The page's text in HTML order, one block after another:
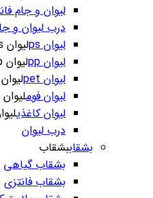
لیوان و جام
درب لیوان و
لیوان ps
لیوان ps
لیوان pp
لیوان pp
لیوان pet
لیوان pet
لیوان فوم
لیوان کاغذی
درب لیوان
بشقاببشقاب
بشقاب گیاهی
بشقاب فانتزی